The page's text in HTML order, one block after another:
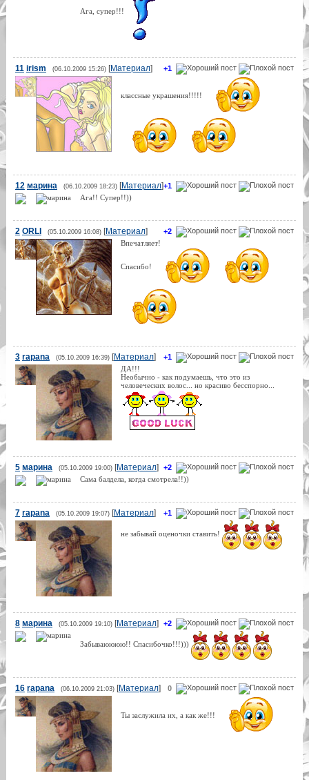
Ага, супер!!!
+1
11 irism (06.10.2009 15:26)[Материал]
классные украшения!!!!!
+1
12 марина (06.10.2009 18:23)[Материал]
Ага!! Супер!!))
+2
2 ORLI (05.10.2009 16:08)[Материал]
Впечатляет!
Спасибо!
+1
3 rapana (05.10.2009 16:39)[Материал]
ДА!!!
Необычно - как подумаешь, что это из
человеческих волос... но красиво бесспорно...
+2
5 марина (05.10.2009 19:00)[Материал]
Сама балдела, когда смотрела!!))
+1
7 rapana (05.10.2009 19:07)[Материал]
не забывай оценочки ставить!
+2
8 марина (05.10.2009 19:10)[Материал]
Забываюююю!! Спасибочко!!!)))
0
16 rapana (06.10.2009 21:03)[Материал]
Ты заслужила их, а как же!!!